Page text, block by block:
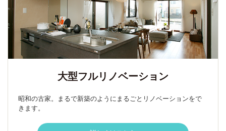
大型フルリノベーション
昭和の古家。まるで新築のようにまるごとリノベーションをで
きます。